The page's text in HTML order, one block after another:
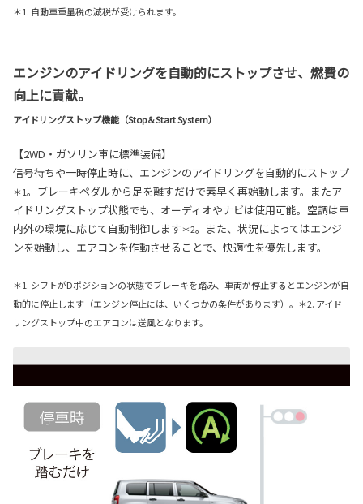
＊1. 自動車重量税の減税が受けられます。
エンジンのアイドリングを自動的にストップさせ、燃費の
向上に貢献。
アイドリングストップ機能（Stop＆Start System）
【2WD・ガソリン車に標準装備】
信号待ちや一時停止時に、エンジンのアイドリングを自動的にストップ
＊1。ブレーキペダルから足を離すだけで素早く再始動します。またア
イドリングストップ状態でも、オーディオやナビは使用可能。空調は車
内外の環境に応じて自動制御します＊2。また、状況によってはエンジ
ンを始動し、エアコンを作動させることで、快適性を優先します。
＊1. シフトがDポジションの状態でブレーキを踏み、車両が停止するとエンジンが自
動的に停止します（エンジン停止には、いくつかの条件があります）。＊2. アイド
リングストップ中のエアコンは送風となります。